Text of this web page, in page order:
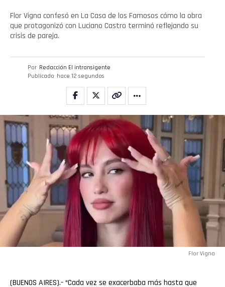
Flor Vigna confesó en La Casa de los Famosos cómo la obra
que protagonizó con Luciano Castro terminó reflejando su
crisis de pareja.
Por Redacción El intransigente
Publicado hace 12 segundos
Flor Vigna
(BUENOS AIRES).- “Cada vez se exacerbaba más hasta que
Reddit
Pinterest
Whatsapp
Email